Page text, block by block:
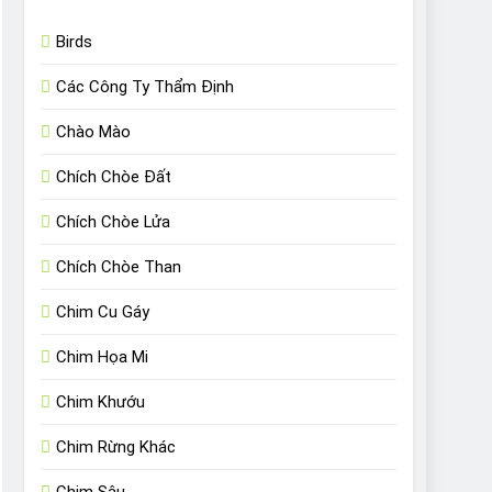
Birds
Các Công Ty Thẩm Định
Chào Mào
Chích Chòe Đất
Chích Chòe Lửa
Chích Chòe Than
Chim Cu Gáy
Chim Họa Mi
Chim Khướu
Chim Rừng Khác